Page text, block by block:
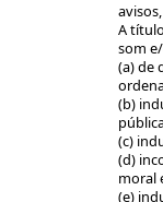
A
som
(a) de
(b)
(c)
(d)
moral
(e)